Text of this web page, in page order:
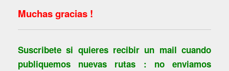
Muchas gracias !
Suscribete si quieres recibir un mail cuando
publiquemos nuevas rutas : no enviamos